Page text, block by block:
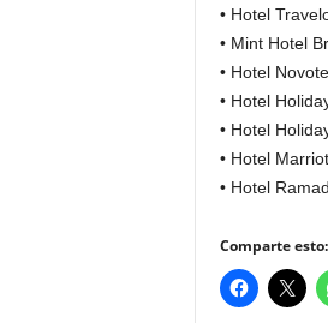
• Hotel
• Mint Hotel
• Hotel
• Hotel
• Hotel
• Hotel
• Hotel
Comparte esto: